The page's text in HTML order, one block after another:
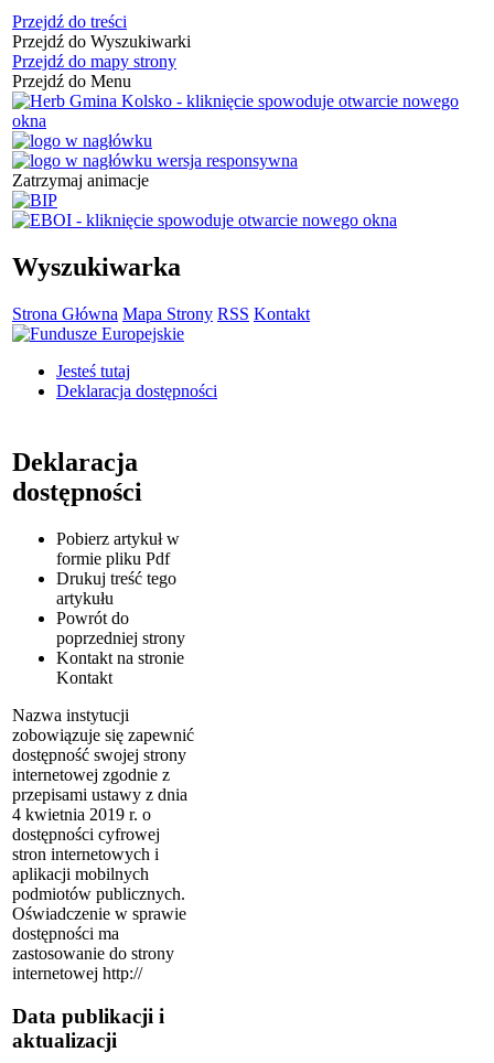
Przejdź do treści
Przejdź do Wyszukiwarki
Przejdź do mapy strony
Przejdź do Menu
Zatrzymaj animacje
Wyszukiwarka
Strona Główna Mapa Strony RSS Kontakt
Jesteś tutaj
Deklaracja dostępności
Deklaracja
dostępności
Pobierz artykuł w
formie pliku Pdf
Drukuj treść tego
artykułu
Powrót do
poprzedniej strony
Kontakt na stronie
Kontakt
Nazwa instytucji
zobowiązuje się zapewnić
dostępność swojej strony
internetowej zgodnie z
przepisami ustawy z dnia
4 kwietnia 2019 r. o
dostępności cyfrowej
stron internetowych i
aplikacji mobilnych
podmiotów publicznych.
Oświadczenie w sprawie
dostępności ma
zastosowanie do strony
internetowej http://
Data publikacji i
aktualizacji